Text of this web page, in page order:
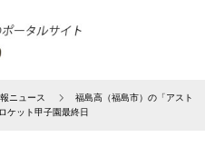
ニュース
福島高（福島市）の「アスト
ケット甲子園最終日